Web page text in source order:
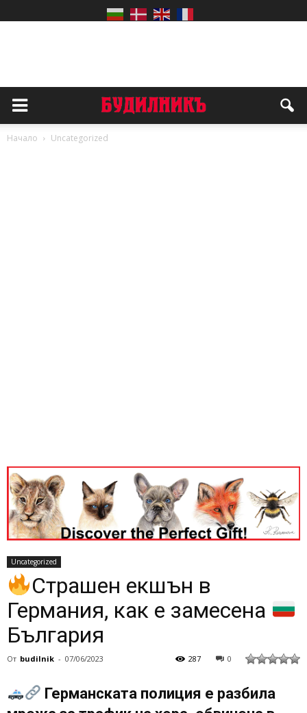
Начало Uncategorized
Uncategorized
Страшен екшън в
Германия, как е замесена
България
От budilnik - 07/06/2023 0
287
Германската полиция е разбила